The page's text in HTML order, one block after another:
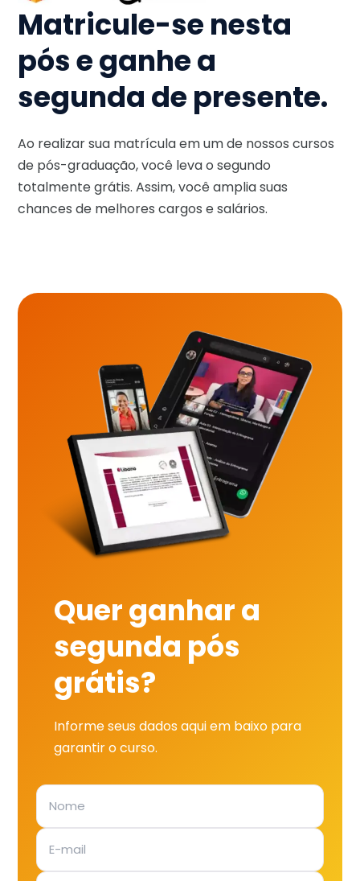
Matricule-se nesta
pós e ganhe a
segunda de presente.
Ao realizar sua matrícula em um de nossos cursos
de pós-graduação, você leva o segundo
totalmente grátis. Assim, você amplia suas
chances de melhores cargos e salários.
Quer ganhar a
segunda pós
grátis?
Informe seus dados aqui em baixo para
garantir o curso.